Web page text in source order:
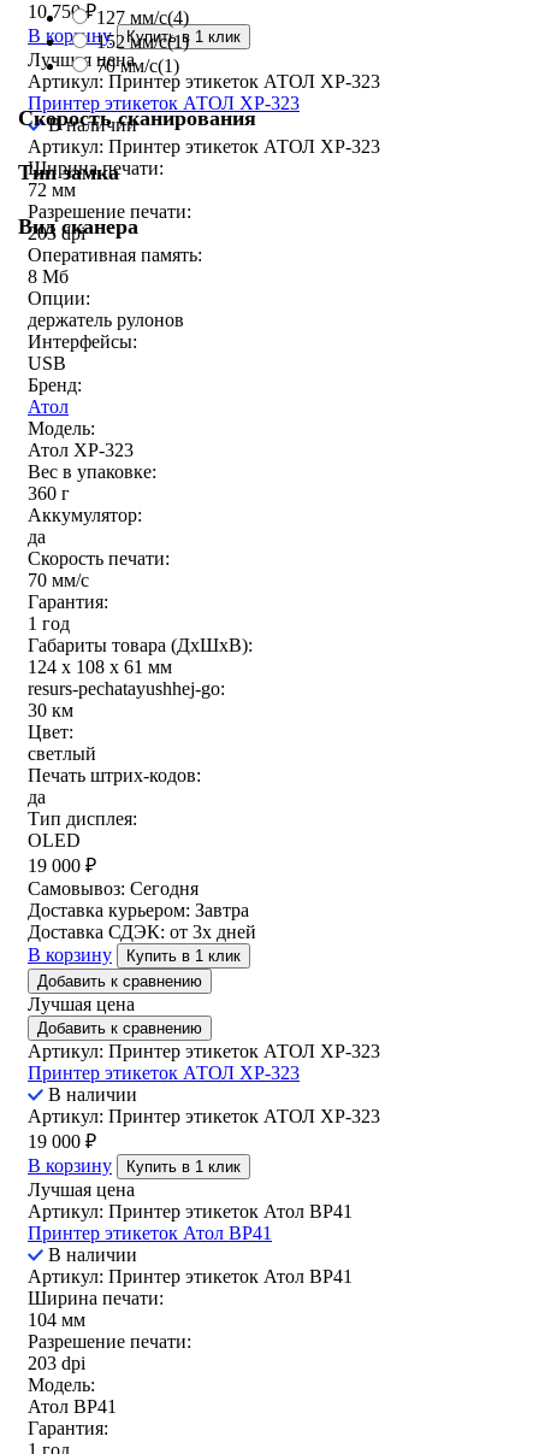
127 мм/с(4)
152 мм/с(1)
70 мм/с(1)
Скорость сканирования
Тип замка
Вид сканера
10 750₽
В корзину
Купить в 1 клик
Лучшая цена
Артикул: Принтер этикеток АТОЛ XP-323
Принтер этикеток АТОЛ XP-323
В наличии
Артикул: Принтер этикеток АТОЛ XP-323
Ширина печати:
72 мм
Разрешение печати:
203 dpi
Оперативная память:
8 Мб
Опции:
держатель рулонов
Интерфейсы:
USB
Бренд:
Атол
Модель:
Атол XP-323
Вес в упаковке:
360 г
Аккумулятор:
да
Скорость печати:
70 мм/с
Гарантия:
1 год
Габариты товара (ДxШxВ):
124 x 108 x 61 мм
resurs-pechatayushhej-go:
30 км
Цвет:
светлый
Печать штрих-кодов:
да
Тип дисплея:
OLED
19 000 ₽
Самовывоз: Сегодня
Доставка курьером: Завтра
Доставка СДЭК: от 3х дней
В корзину
Купить в 1 клик
Добавить к сравнению
Лучшая цена
Добавить к сравнению
Артикул: Принтер этикеток АТОЛ XP-323
Принтер этикеток АТОЛ XP-323
В наличии
Артикул: Принтер этикеток АТОЛ XP-323
19 000 ₽
В корзину
Купить в 1 клик
Лучшая цена
Артикул: Принтер этикеток Атол ВР41
Принтер этикеток Атол ВР41
В наличии
Артикул: Принтер этикеток Атол ВР41
Ширина печати:
104 мм
Разрешение печати:
203 dpi
Модель:
Атол BP41
Гарантия: